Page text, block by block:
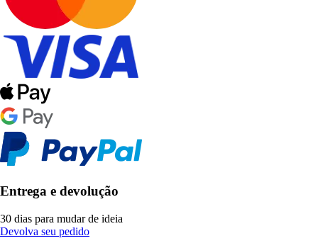
Entrega e devolução
30 dias para mudar de ideia
Devolva seu pedido